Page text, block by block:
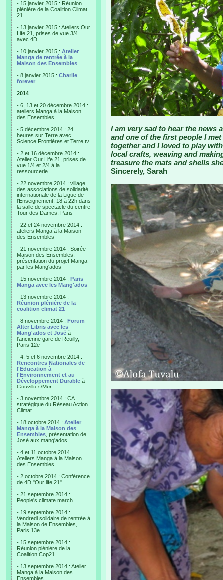
- 15 janvier 2015 : Réunion
plénière de la Coalition Climat
21
- 13 janvier 2015 : Ateliers Our
Life 21, prises de vue 3/4
avec 4D
- 10 janvier 2015 : Atelier
Manga de rentrée à la
Maison des Ensembles
- 8 janvier 2015 : Charlie
forever
2014
- 6, 13 et 20 décembre 2014 :
ateliers Manga à la Maison
des Ensembles
- 5 décembre 2014 : 24
heures sur Terre avec
Science Frontières et Terre.tv
- 2 et 16 décembre 2014 :
Atelier Our Life 21, prises de
vue 1/4 et 2/4 à la
ressourcerie
- 22 novembre 2014 : village
des associations de solidarité
internationale de la Ligue de
l'Enseignement, 18 à 22h dans
la salle de spectacle du centre
Tour des Dames, Paris
- 22 et 24 novembre 2014 :
ateliers Manga à la Maison
des Ensembles
- 21 novembre 2014 : Soirée
Maison des Ensembles,
présentation du projet Manga
par les Mang'ados
- 15 novembre 2014 : Paris
Manga avec les Mang'ados
- 13 novembre 2014 :
Réunion plénière de la
coalition climat 21
- 8 novembre 2014 : Forum
Alter Libris avec les
Mang'ados et José à
l'ancienne gare de Reuilly,
Paris 12e
- 4, 5 et 6 novembre 2014 :
Rencontres Nationales de
l'Education à
l'Environnement et au
Développement Durable à
Gouville s/Mer
- 3 novembre 2014 : CA
stratégique du Réseau Action
Climat
- 18 octobre 2014 : Atelier
Manga à la Maison des
Ensembles , présentation de
José aux mang'ados
- 4 et 11 octobre 2014 :
Ateliers Manga à la Maison
des Ensembles
- 2 octobre 2014 : Conférence
de 4D "Our life 21"
- 21 septembre 2014 :
People's climate march
- 19 septembre 2014 :
Vendredi solidaire de rentrée à
la Maison de Ensembles,
Paris 13e
- 15 septembre 2014 :
Réunion plénière de la
Coalition Cop21
- 13 septembre 2014 : Atelier
Manga à la Maison des
Ensembles
I am very sad to hear the news
and one of the first people I
together and I loved to play
local crafts, weaving and
treasure the mats and shells
Sincerely, Sarah